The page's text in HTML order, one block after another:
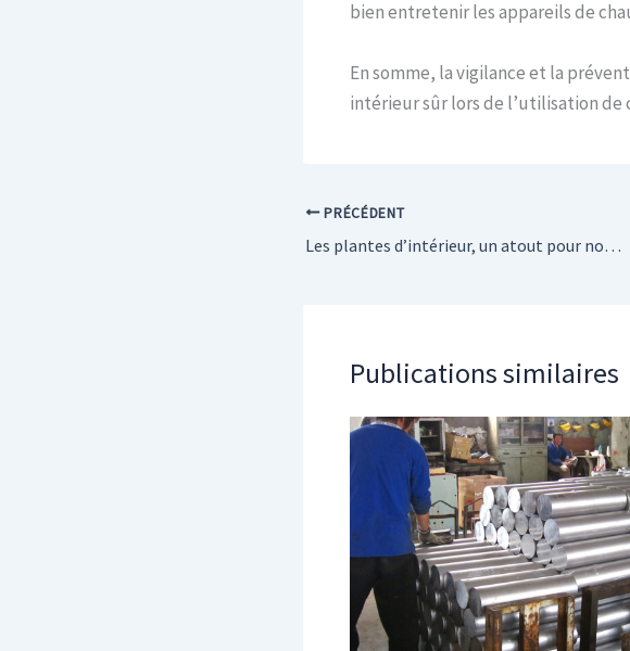
bien entretenir les appareils de
En somme, la vigilance et la
intérieur sûr lors de l’utilisation
PRÉCÉDENT
Les plantes d’intérieur, un atout pour notre bien-être
Publications similaires